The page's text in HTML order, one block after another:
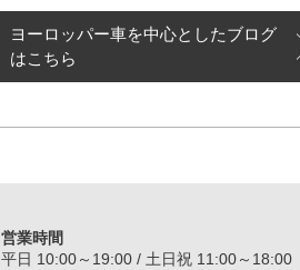
ヨーロッパー車を中心としたブログ
はこちら
営業時間
平日 10:00～19:00 / 土日祝 11:00～18:00